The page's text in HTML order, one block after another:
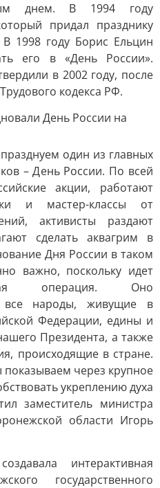
днем. В 1994 году
придал празднику
В 1998 году Борис Ельцин
его в «День России».
в 2002 году, после
кодекса РФ.
один из главных
– День России. По всей
акции, работают
и мастер-классы от
активисты раздают
сделать аквагрим в
Дня России в таком
важно, поскольку идет
операция. Оно
все народы, живущие в
Федерации, едины и
Президента, а также
происходящие в стране.
через крупное
укреплению духа
заместитель министра
области Игорь
интерактивная
государственного